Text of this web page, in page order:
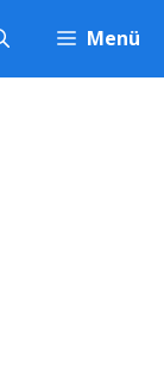
Menü